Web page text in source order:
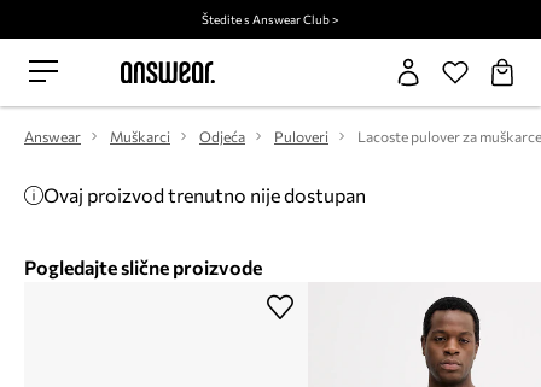
Štedite s Answear Club >
Answear Muškarci Odjeća Puloveri
Ovaj proizvod trenutno nije dostupan
Pogledajte slične proizvode